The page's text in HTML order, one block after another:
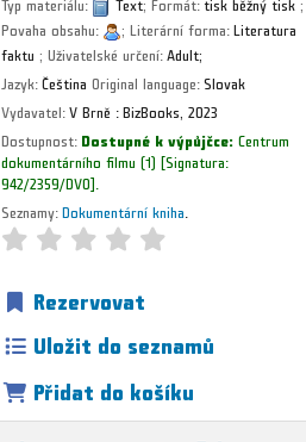
Povaha obsahu:
; Literární forma:Literatura
faktu ; Uživatelské určení:Adult;
Jazyk:Čeština Original language:Slovak
Vydavatel:V Brně :BizBooks, 2023
Dostupnost:Dostupné k výpůjčce:Centrum
dokumentárního filmu (1) Signatura:
942/2359/DVO
Seznamy:Dokumentární kniha
Rezervovat
Uložit do seznamů
Přidat do košíku